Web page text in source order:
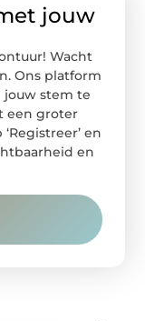
jouw
Wacht
Ons platform
stem te
een groter
en
en